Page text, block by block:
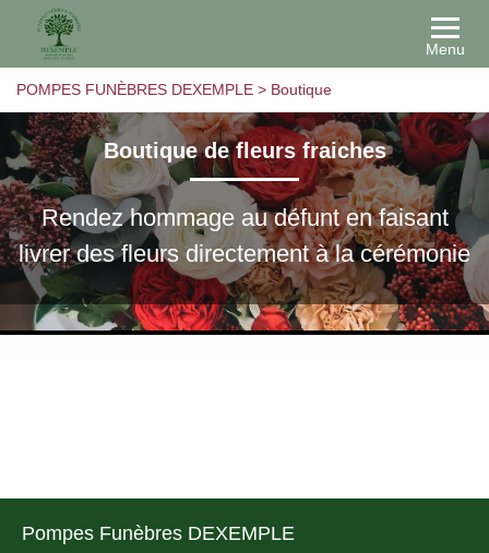
Menu
POMPES FUNÈBRES DEXEMPLE > Boutique
Boutique de fleurs fraiches
Rendez hommage au défunt en faisant
livrer des fleurs directement à la cérémonie
Pompes Funèbres DEXEMPLE